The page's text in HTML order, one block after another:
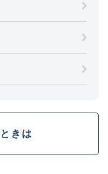
きは